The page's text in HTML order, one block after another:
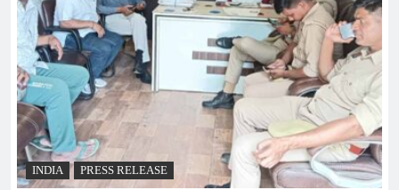
INDIA PRESS RELEASE